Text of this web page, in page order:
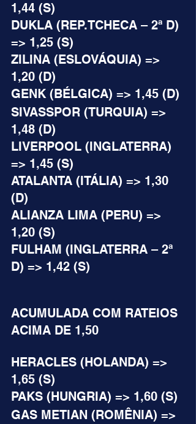
1,44 (S)
DUKLA (REP.TCHECA – 2ª D)
=> 1,25 (S)
ZILINA (ESLOVÁQUIA) =>
1,20 (D)
GENK (BÉLGICA) => 1,45 (D)
SIVASSPOR (TURQUIA) =>
1,48 (D)
LIVERPOOL (INGLATERRA)
=> 1,45 (S)
ATALANTA (ITÁLIA) => 1,30
(D)
ALIANZA LIMA (PERU) =>
1,20 (S)
FULHAM (INGLATERRA – 2ª
D) => 1,42 (S)
ACUMULADA COM RATEIOS
ACIMA DE 1,50
HERACLES (HOLANDA) =>
1,65 (S)
PAKS (HUNGRIA) => 1,60 (S)
GAS METIAN (ROMÊNIA) =>